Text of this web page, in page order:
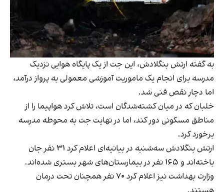
به گفته ارتش بنگلادش، این جت از یک پایگاه هوایی نزدیک
مدرسه برای انجام یک ماموریت آموزشی معمولی به پرواز درآمد،
اما دچار نقص فنی شد.
خلبان که در میان کشته‌شدگان است، تلاش کرد هواپیما را از
مناطق مسکونی دور کند، اما در نهایت جت به محوطه مدرسه
برخورد کرد.
ارتش بنگلادش سه‌شنبه در بیانیه‌ای اعلام کرد ۳۱ نفر جان
باخته‌اند و ۱۶۵ نفر در بیمارستان‌های شهر بستری شده‌اند.
وزارت بهداشت نیز اعلام کرد ۷۰ نفر همچنان تحت درمان